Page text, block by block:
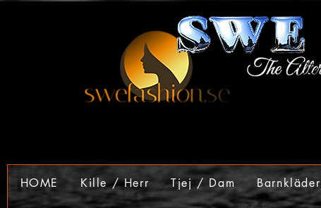
HOME Kille / Herr Tjej / Dam Barnkläder